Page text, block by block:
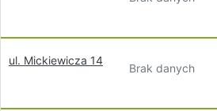
ul. Mickiewicza 14
Brak danych